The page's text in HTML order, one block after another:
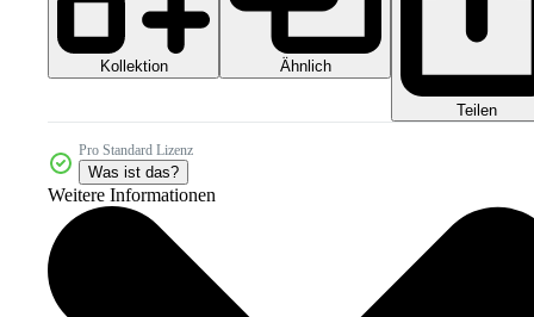
Kollektion Ähnlich
Teilen
Pro Standard Lizenz
Was ist das?
Weitere Informationen